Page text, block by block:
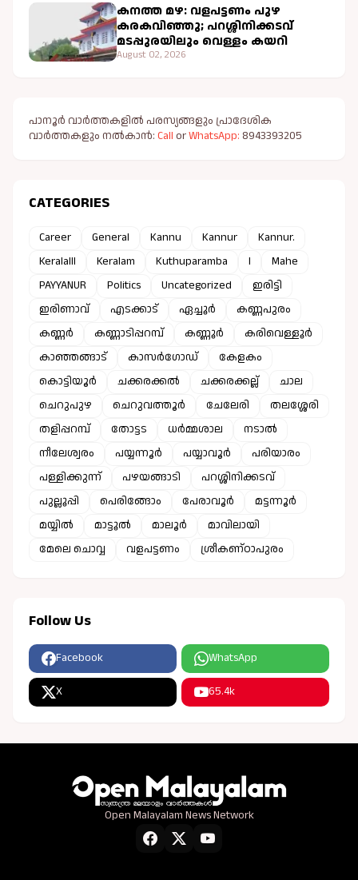
കനത്ത മഴ: വളപട്ടണം പുഴ
കരകവിഞ്ഞു; പറശ്ശിനിക്കടവ്
മടപ്പുരയിലും വെള്ളം കയറി
August 02, 2026
പാനൂർ വാർത്തകളിൽ പരസ്യങ്ങളും പ്രാദേശിക
വാർത്തകളും നൽകാൻ: Call orWhatsApp: 8943393205
CATEGORIES
Career General Kannu Kannur
Kannur.
Keralalll
Keralam Kuthuparamba l
Mahe
PAYYANUR
Politics Uncategorized
ഇരിട്ടി
ഇരിണാവ്
എടക്കാട് ഏച്ചൂർ
കണ്ണപുരം
കണ്ണർ
കണ്ണാടിപ്പറമ്പ് കണ്ണൂർ
കരിവെള്ളൂർ
കാഞ്ഞങ്ങാട്
കാസർഗോഡ്
കേളകം
കൊട്ടിയൂർ
ചക്കരക്കൽ ചക്കരക്കല്ല്
ചാല
ചെറുപുഴ
ചെറുവത്തൂർ ചേലേരി
തലശ്ശേരി
തളിപ്പറമ്പ്
തോട്ടട ധർമ്മശാല
നടാൽ
നീലേശ്വരം
പയ്യന്നൂർ പയ്യാവൂർ
പരിയാരം
പള്ളിക്കുന്ന്
പഴയങ്ങാടി
പറശ്ശിനിക്കടവ്
പുല്ലൂപ്പി
പെരിങ്ങോം പേരാവൂർ
മട്ടന്നൂർ
മയ്യിൽ
മാട്ടൂൽ മാലൂർ
മാവിലായി
മേലെ ചൊവ്വ
വളപട്ടണം ശ്രീകണ്ഠാപുരം
Follow Us
Facebook WhatsApp
X 65.4k
Open Malayalam News Network